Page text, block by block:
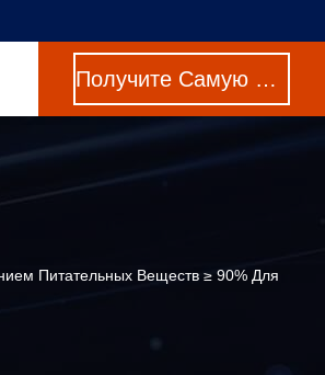
Получите Самую Лучшую Цену
Питательных Веществ ≥ 90% Для